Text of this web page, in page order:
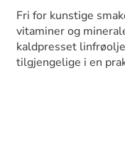
Fri for kunstige
vitaminer og
kaldpresset
tilgjengelige i en